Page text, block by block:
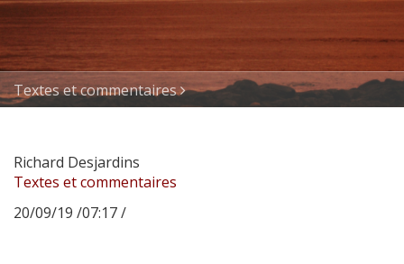
Textes et commentaires
Richard Desjardins
Textes et commentaires
20/09/19 /07:17 /